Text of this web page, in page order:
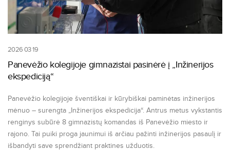
2026 03 19
Panevėžio kolegijoje gimnazistai pasinėrė į „Inžinerijos
ekspediciją“
Panevėžio kolegijoje šventiškai ir kūrybiškai paminėtas inžinerijos
mėnuo – surengta „Inžinerijos ekspedicija“. Antrus metus vykstantis
renginys subūrė 8 gimnazistų komandas iš Panevėžio miesto ir
rajono. Tai puiki proga jaunimui iš arčiau pažinti inžinerijos pasaulį ir
išbandyti save sprendžiant praktines užduotis.